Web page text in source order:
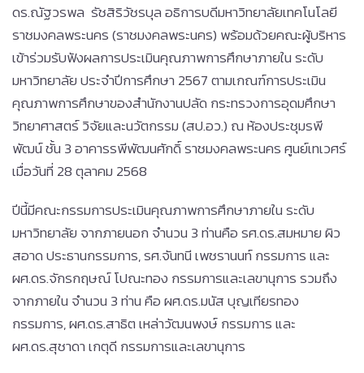
ดร.ณัฐวรพล รัชสิริวัชรบุล อธิการบดีมหาวิทยาลัยเทคโนโลยี
ราชมงคลพระนคร (ราชมงคลพระนคร) พร้อมด้วยคณะผู้บริหาร
เข้าร่วมรับฟังผลการประเมินคุณภาพการศึกษาภายใน ระดับ
มหาวิทยาลัย ประจำปีการศึกษา 2567 ตามเกณฑ์การประเมิน
คุณภาพการศึกษาของสำนักงานปลัด กระทรวงการอุดมศึกษา
วิทยาศาสตร์ วิจัยและนวัตกรรม (สป.อว.) ณ ห้องประชุมรพี
พัฒน์ ชั้น 3 อาคารรพีพัฒนศักดิ์ ราชมงคลพระนคร ศูนย์เทเวศร์
เมื่อวันที่ 28 ตุลาคม 2568
ปีนี้มีคณะกรรมการประเมินคุณภาพการศึกษาภายใน ระดับ
มหาวิทยาลัย จากภายนอก จำนวน 3 ท่านคือ รศ.ดร.สมหมาย ผิว
สอาด ประธานกรรมการ, รศ.จันทนี เพชรานนท์ กรรมการ และ
ผศ.ดร.จักรกฤษณ์ โปณะทอง กรรมการและเลขานุการ รวมถึง
จากภายใน จำนวน 3 ท่าน คือ ผศ.ดร.มนัส บุญเทียรทอง
กรรมการ, ผศ.ดร.สาธิต เหล่าวัฒนพงษ์ กรรมการ และ
ผศ.ดร.สุชาดา เกตุดี กรรมการและเลขานุการ